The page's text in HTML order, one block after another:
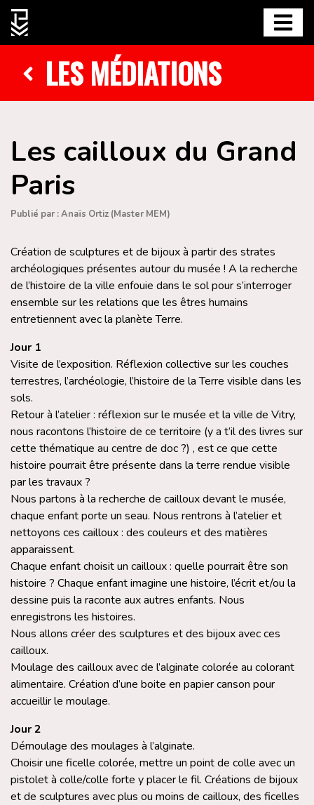
LES MÉDIATIONS
Les cailloux du Grand
Paris
Publié par : Anaïs Ortiz (Master MEM)
Création de sculptures et de bijoux à partir des strates
archéologiques présentes autour du musée ! A la recherche
de l’histoire de la ville enfouie dans le sol pour s’interroger
ensemble sur les relations que les êtres humains
entretiennent avec la planète Terre.
Jour 1
Visite de l’exposition. Réflexion collective sur les couches
terrestres, l’archéologie, l’histoire de la Terre visible dans les
sols.
Retour à l’atelier : réflexion sur le musée et la ville de Vitry,
nous racontons l’histoire de ce territoire (y a t’il des livres sur
cette thématique au centre de doc ?) , est ce que cette
histoire pourrait être présente dans la terre rendue visible
par les travaux ?
Nous partons à la recherche de cailloux devant le musée,
chaque enfant porte un seau. Nous rentrons à l’atelier et
nettoyons ces cailloux : des couleurs et des matières
apparaissent.
Chaque enfant choisit un cailloux : quelle pourrait être son
histoire ? Chaque enfant imagine une histoire, l’écrit et/ou la
dessine puis la raconte aux autres enfants. Nous
enregistrons les histoires.
Nous allons créer des sculptures et des bijoux avec ces
cailloux.
Moulage des cailloux avec de l’alginate colorée au colorant
alimentaire. Création d’une boite en papier canson pour
accueillir le moulage.
Jour 2
Démoulage des moulages à l’alginate.
Choisir une ficelle colorée, mettre un point de colle avec un
pistolet à colle/colle forte y placer le fil. Créations de bijoux
et de sculptures avec plus ou moins de cailloux, des ficelles